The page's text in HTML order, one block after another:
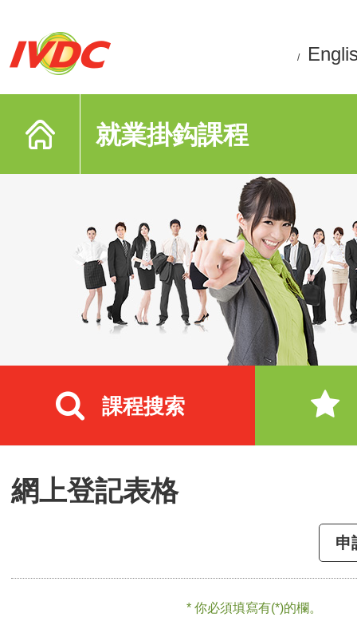
/
就業掛鈎課程
課程搜索
網上登記表格
申
* 你必須填寫有(*)的欄。